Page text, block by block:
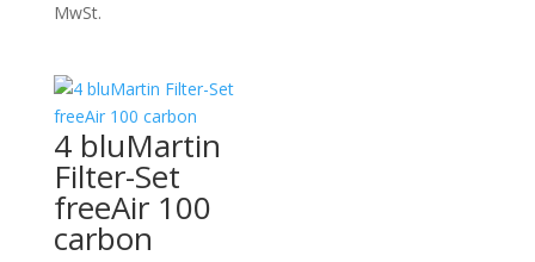
MwSt.
4 bluMartin
Filter-Set
freeAir 100
carbon